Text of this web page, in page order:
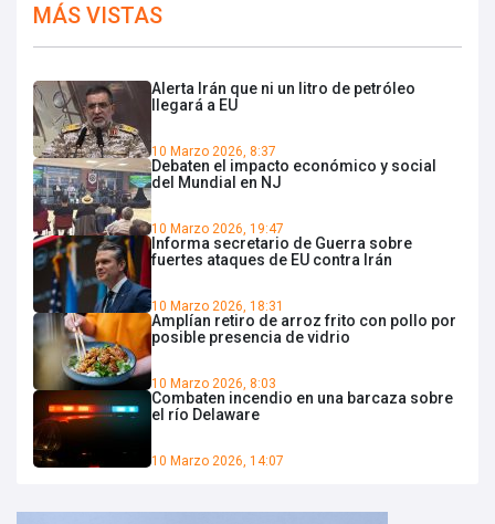
MÁS VISTAS
Alerta Irán que ni un litro de petróleo
llegará a EU
10 Marzo 2026, 8:37
Debaten el impacto económico y social
del Mundial en NJ
10 Marzo 2026, 19:47
Informa secretario de Guerra sobre
fuertes ataques de EU contra Irán
10 Marzo 2026, 18:31
Amplían retiro de arroz frito con pollo por
posible presencia de vidrio
10 Marzo 2026, 8:03
Combaten incendio en una barcaza sobre
el río Delaware
10 Marzo 2026, 14:07